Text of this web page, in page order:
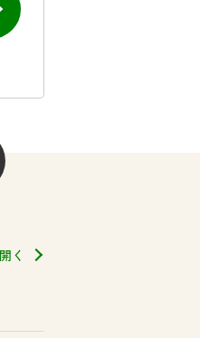
く